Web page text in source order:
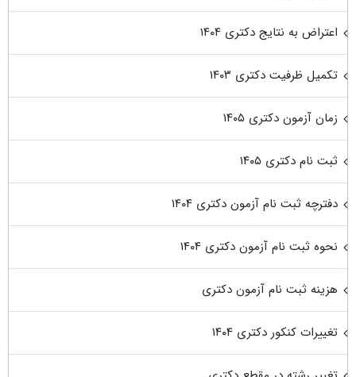
اعتراض به نتایج دکتری ۱۴۰۴
تکمیل ظرفیت دکتری ۱۴۰۳
زمان آزمون دکتری ۱۴۰۵
ثبت نام دکتری ۱۴۰۵
دفترچه ثبت نام آزمون دکتری ۱۴۰۴
نحوه ثبت نام آزمون دکتری ۱۴۰۴
هزینه ثبت نام آزمون دکتری
تغییرات کنکور دکتری ۱۴۰۴